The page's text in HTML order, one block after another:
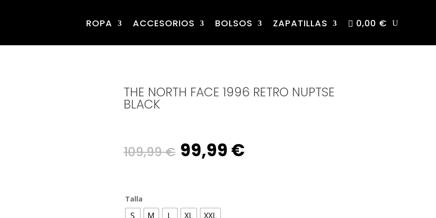
ROPA ACCESORIOS BOLSOS ZAPATILLAS 0,00 €
THE NORTH FACE 1996 RETRO NUPTSE
BLACK
109,99€ Original
was:
99,99 €Current
Talla
S M L XL XXL